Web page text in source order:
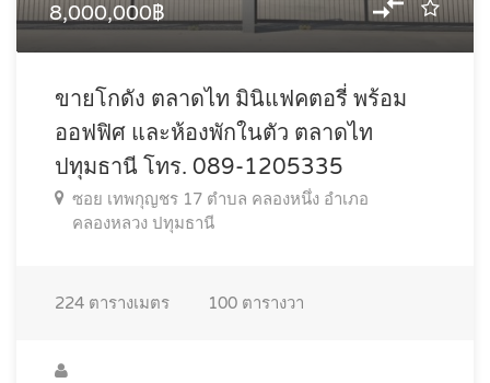
8,000,000฿
ขายโกดัง ตลาดไท มินิแฟคตอรี่ พร้อม
ออฟฟิศ และห้องพักในตัว ตลาดไท
ปทุมธานี โทร. 089-1205335
ซอย เทพกุญชร 17 ตำบล คลองหนึ่ง อำเภอ
คลองหลวง ปทุมธานี
224 ตารางเมตร 100 ตารางวา